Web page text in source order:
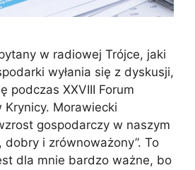
w radiowej Trójce, jaki
wyłania się z dyskusji,
podczas XXVIII Forum
Krynicy. Morawiecki
gospodarczy w naszym
dobry i zrównoważony”. To
dla mnie bardzo ważne, bo